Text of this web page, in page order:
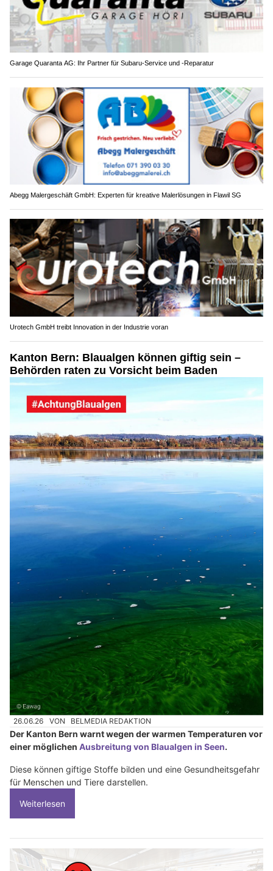
Garage Quaranta AG: Ihr Partner für Subaru-Service und -Reparatur
Abegg Malergeschäft GmbH: Experten für kreative Malerlösungen in Flawil SG
Urotech GmbH treibt Innovation in der Industrie voran
Kanton Bern: Blaualgen können giftig sein –
Behörden raten zu Vorsicht beim Baden
26.06.26 VON BELMEDIA REDAKTION
Der Kanton Bern warnt wegen der warmen Temperaturen vor
einer möglichen Ausbreitung von Blaualgen in Seen.
Diese können giftige Stoffe bilden und eine Gesundheitsgefahr
für Menschen und Tiere darstellen.
Weiterlesen